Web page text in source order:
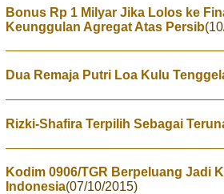
Bonus Rp 1 Milyar Jika Lolos ke
Keunggulan Agregat Atas Persib
Dua Remaja Putri Loa Kulu
Rizki-Shafira Terpilih Sebagai
Kodim 0906/TGR Berpeluang Jadi
Indonesia(07/10/2015)